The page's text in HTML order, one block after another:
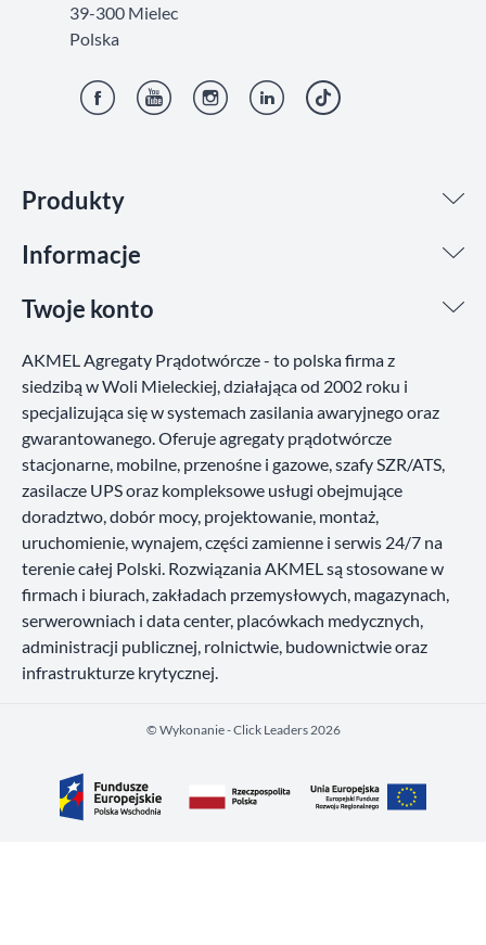
Produkty
Informacje
Twoje konto
39-300 Mielec
Polska
AKMEL Agregaty Prądotwórcze - to polska firma z
siedzibą w Woli Mieleckiej, działająca od 2002 roku i
specjalizująca się w systemach zasilania awaryjnego oraz
gwarantowanego. Oferuje agregaty prądotwórcze
stacjonarne, mobilne, przenośne i gazowe, szafy SZR/ATS,
zasilacze UPS oraz kompleksowe usługi obejmujące
doradztwo, dobór mocy, projektowanie, montaż,
uruchomienie, wynajem, części zamienne i serwis 24/7 na
terenie całej Polski. Rozwiązania AKMEL są stosowane w
firmach i biurach, zakładach przemysłowych, magazynach,
serwerowniach i data center, placówkach medycznych,
administracji publicznej, rolnictwie, budownictwie oraz
infrastrukturze krytycznej.
©️ Wykonanie - Click Leaders 2026